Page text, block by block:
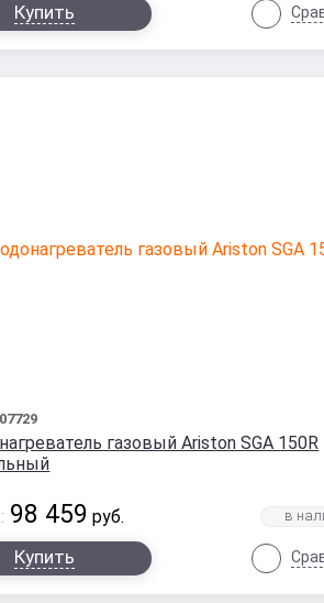
Купить
газовый Ariston SGA 150R
98 459 руб.
Купить